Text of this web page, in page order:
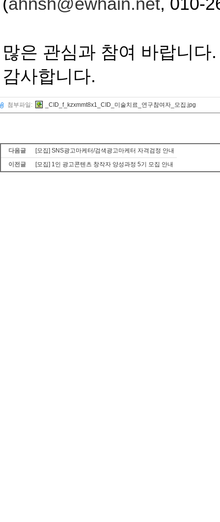
많은 관심과 참여 바랍니다.
감사합니다.
첨부파일: _CID_f_kzxmmt8x1_CID_미술치료_연구참여자_모집.jpg
다음글
[모집] SNS광고마케터/검색광고마케터 자격검정 안내
이전글
[모집] 1인 광고콘텐츠 창작자 양성과정 5기 모집 안내